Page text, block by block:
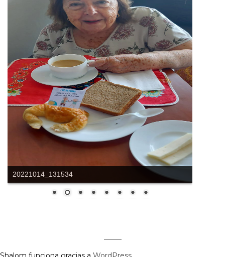
20221014_131534